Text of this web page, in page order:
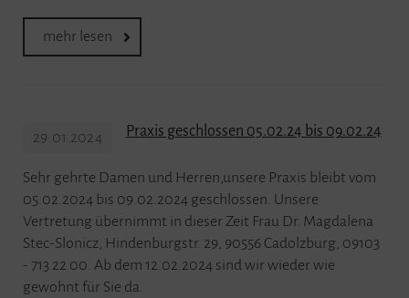
mehr lesen
29.01.2024 Praxis geschlossen 05.02.24 bis 09.02.24
Sehr gehrte Damen und Herren,unsere Praxis bleibt vom
05.02.2024 bis 09.02.2024 geschlossen. Unsere
Vertretung übernimmt in dieser Zeit Frau Dr. Magdalena
Stec-Slonicz, Hindenburgstr. 29, 90556 Cadolzburg, 09103
- 713 22 00. Ab dem 12.02.2024 sind wir wieder wie
gewohnt für Sie da.